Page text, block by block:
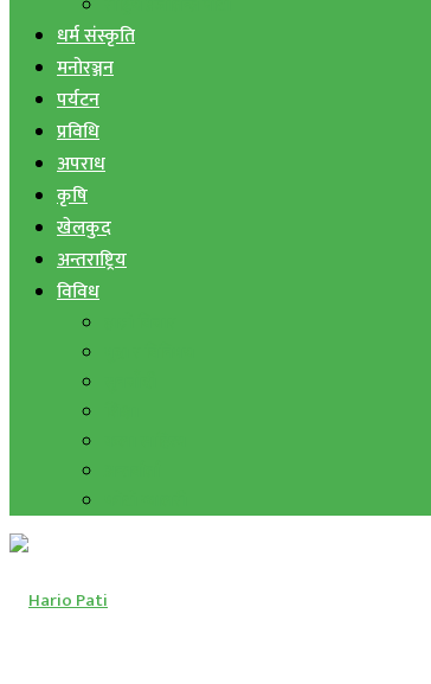
धर्म संस्कृति
मनोरञ्जन
पर्यटन
प्रविधि
अपराध
कृषि
खेलकुद
अन्तराष्ट्रिय
विविध